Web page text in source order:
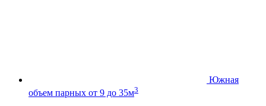
Южная
объем парных от 9 до 35м3